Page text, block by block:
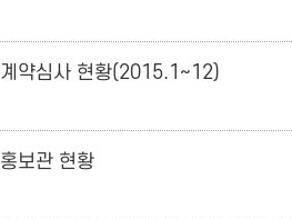
계약심사 현황(2015.1~12)
홍보관 현황